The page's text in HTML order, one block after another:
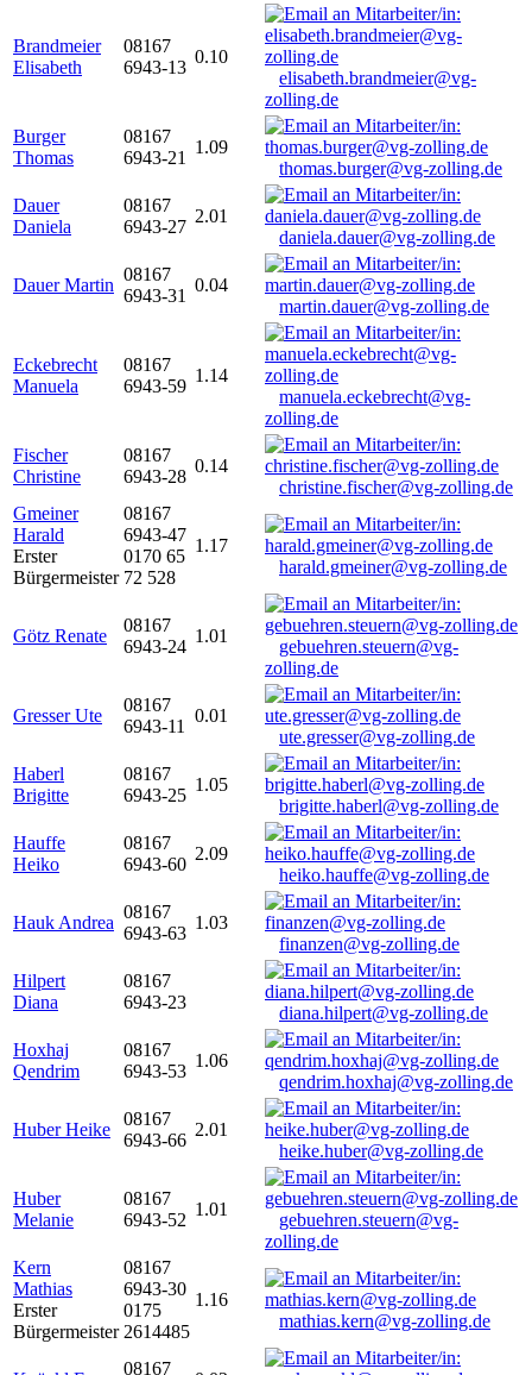
Brandmeier
Elisabeth
08167
6943-13
0.10
elisabeth.brandmeier@vg-
zolling.de
Burger
Thomas
08167
6943-21
1.09
thomas.burger@vg-zolling.de
Dauer
Daniela
08167
6943-27
2.01
daniela.dauer@vg-zolling.de
Dauer Martin
08167
6943-31
0.04
martin.dauer@vg-zolling.de
Eckebrecht
Manuela
08167
6943-59
1.14
manuela.eckebrecht@vg-
zolling.de
Fischer
Christine
08167
6943-28
0.14
christine.fischer@vg-zolling.de
Gmeiner
Harald
Erster
Bürgermeister
08167
6943-47
0170 65
72 528
1.17
harald.gmeiner@vg-zolling.de
Götz Renate
08167
6943-24
1.01
gebuehren.steuern@vg-
zolling.de
Gresser Ute
08167
6943-11
0.01
ute.gresser@vg-zolling.de
Haberl
Brigitte
08167
6943-25
1.05
brigitte.haberl@vg-zolling.de
Hauffe
Heiko
08167
6943-60
2.09
heiko.hauffe@vg-zolling.de
Hauk Andrea
08167
6943-63
1.03
finanzen@vg-zolling.de
Hilpert
Diana
08167
6943-23
diana.hilpert@vg-zolling.de
Hoxhaj
Qendrim
08167
6943-53
1.06
qendrim.hoxhaj@vg-zolling.de
Huber Heike
08167
6943-66
2.01
heike.huber@vg-zolling.de
Huber
Melanie
08167
6943-52
1.01
gebuehren.steuern@vg-
zolling.de
Kern
Mathias
Erster
Bürgermeister
08167
6943-30
0175
2614485
1.16
mathias.kern@vg-zolling.de
08167